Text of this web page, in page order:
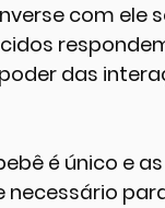
com ele
das
é único e